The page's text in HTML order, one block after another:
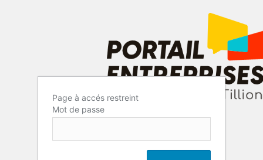
Page à accés restreint
Mot de passe